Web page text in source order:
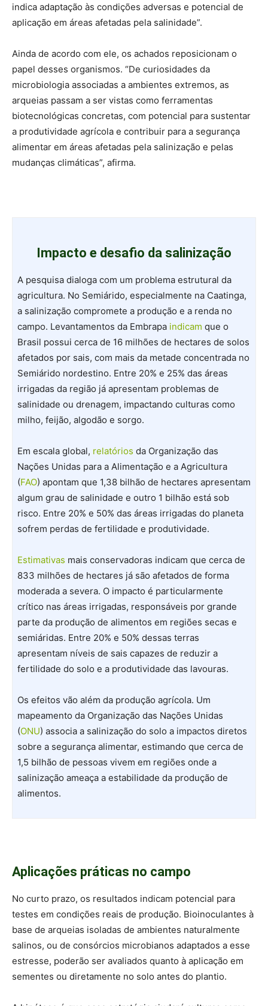
indica adaptação às condições adversas e potencial de
aplicação em áreas afetadas pela salinidade”.
Ainda de acordo com ele, os achados reposicionam o
papel desses organismos. “De curiosidades da
microbiologia associadas a ambientes extremos, as
arqueias passam a ser vistas como ferramentas
biotecnológicas concretas, com potencial para sustentar
a produtividade agrícola e contribuir para a segurança
alimentar em áreas afetadas pela salinização e pelas
mudanças climáticas”, afirma.
Impacto e desafio da salinização
A pesquisa dialoga com um problema estrutural da
agricultura. No Semiárido, especialmente na Caatinga,
a salinização compromete a produção e a renda no
campo. Levantamentos da Embrapa indicam que o
Brasil possui cerca de 16 milhões de hectares de solos
afetados por sais, com mais da metade concentrada no
Semiárido nordestino. Entre 20% e 25% das áreas
irrigadas da região já apresentam problemas de
salinidade ou drenagem, impactando culturas como
milho, feijão, algodão e sorgo.
Em escala global, relatórios da Organização das
Nações Unidas para a Alimentação e a Agricultura
(FAO) apontam que 1,38 bilhão de hectares apresentam
algum grau de salinidade e outro 1 bilhão está sob
risco. Entre 20% e 50% das áreas irrigadas do planeta
sofrem perdas de fertilidade e produtividade.
Estimativas mais conservadoras indicam que cerca de
833 milhões de hectares já são afetados de forma
moderada a severa. O impacto é particularmente
crítico nas áreas irrigadas, responsáveis por grande
parte da produção de alimentos em regiões secas e
semiáridas. Entre 20% e 50% dessas terras
apresentam níveis de sais capazes de reduzir a
fertilidade do solo e a produtividade das lavouras.
Os efeitos vão além da produção agrícola. Um
mapeamento da Organização das Nações Unidas
(ONU) associa a salinização do solo a impactos diretos
sobre a segurança alimentar, estimando que cerca de
1,5 bilhão de pessoas vivem em regiões onde a
salinização ameaça a estabilidade da produção de
alimentos.
Aplicações práticas no campo
No curto prazo, os resultados indicam potencial para
testes em condições reais de produção. Bioinoculantes à
base de arqueias isoladas de ambientes naturalmente
salinos, ou de consórcios microbianos adaptados a esse
estresse, poderão ser avaliados quanto à aplicação em
sementes ou diretamente no solo antes do plantio.